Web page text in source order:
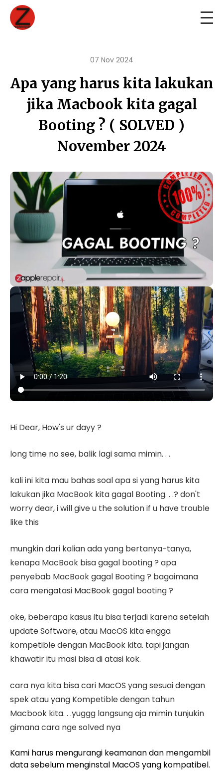
07 Nov 2024
Apa yang harus kita lakukan
jika Macbook kita gagal
Booting ? ( SOLVED )
November 2024
Hi Dear, How's ur dayy ?
long time no see, balik lagi sama mimin. . .
kali ini kita mau bahas soal apa si yang harus kita
lakukan jika MacBook kita gagal Booting. . .? don't
worry dear, i will give u the solution if u have trouble
like this
mungkin dari kalian ada yang bertanya-tanya,
kenapa MacBook bisa gagal booting ? apa
penyebab MacBook gagal Booting ? bagaimana
cara mengatasi MacBook gagal booting ?
oke, beberapa kasus itu bisa terjadi karena setelah
update Software, atau MacOS kita engga
kompetible dengan MacBook kita. tapi jangan
khawatir itu masi bisa di atasi kok.
cara nya kita bisa cari MacOS yang sesuai dengan
spek atau yang Kompetible dengan tahun
Macbook kita. . .yuggg langsung aja mimin tunjukin
gimana cara nge solved nya
Kami harus mengurangi keamanan dan mengambil
data sebelum menginstal MacOS yang kompatibel.